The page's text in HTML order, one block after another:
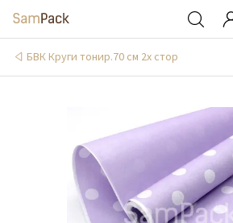
БВК Круги тонир.70 см 2х стор